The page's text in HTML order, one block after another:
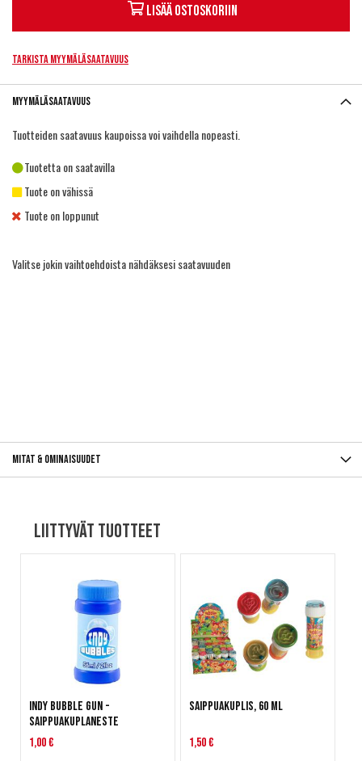
Lisää ostoskoriin
Tarkista myymäläsaatavuus
Myymäläsaatavuus
Tuotteiden saatavuus kaupoissa voi vaihdella nopeasti.
Tuotetta on saatavilla
Tuote on vähissä
Tuote on loppunut
Valitse jokin vaihtoehdoista nähdäksesi saatavuuden
Mitat & ominaisuudet
Liittyvät tuotteet
Indy Bubble Gun -
saippuakuplaneste
1,00 €
Saippuakuplis, 60 ml
1,50 €